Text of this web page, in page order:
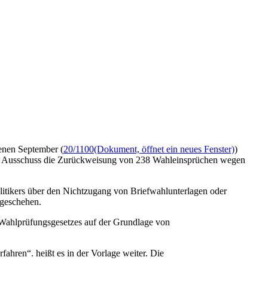
September (20/1100(Dokument, öffnet ein neues Fenster))
die Zurückweisung von 238 Wahleinsprüchen wegen
über den Nichtzugang von Briefwahlunterlagen oder
auf der Grundlage von
heißt es in der Vorlage weiter. Die